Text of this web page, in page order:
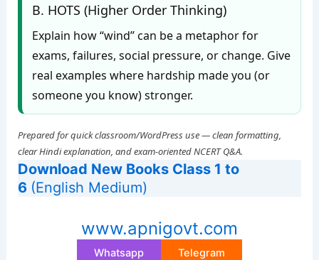
B. HOTS (Higher Order Thinking)
Explain how “wind” can be a metaphor for
exams, failures, social pressure, or change. Give
real examples where hardship made you (or
someone you know) stronger.
Prepared for quick classroom/WordPress use — clean formatting,
clear Hindi explanation, and exam-oriented NCERT Q&A.
Download New Books Class 1 to
6 (English Medium)
www.apnigovt.com
Whatsapp Telegram